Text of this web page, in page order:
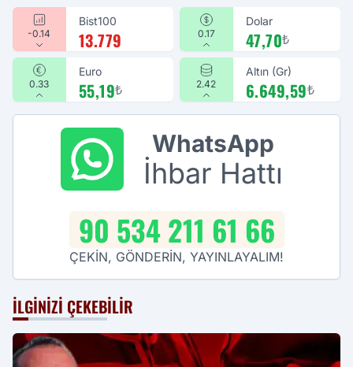
-0.14
Bist100
13.779 0.17
Dolar
47,70₺
0.33
Euro
55,19₺ 2.42
Altın (Gr)
6.649,59₺
WhatsApp
İhbar Hattı
90 534 211 61 66
ÇEKİN, GÖNDERİN, YAYINLAYALIM!
İLGINIZI ÇEKEBILIR